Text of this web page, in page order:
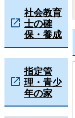
社会教育
士の確
保・養成
指定管
理・青少
年の家